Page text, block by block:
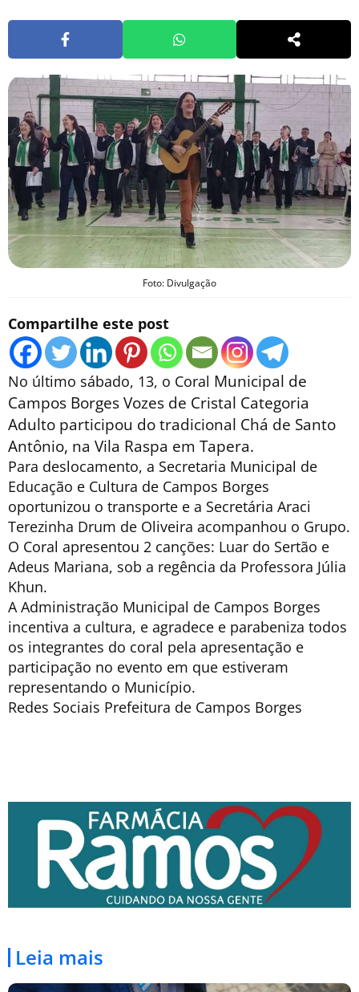
Foto: Divulgação
Compartilhe este post
No último sábado, 13, o Coral Municipal de
Campos Borges Vozes de Cristal Categoria
Adulto participou dotradicional Chá de Santo
Antônio, na Vila Raspa em Tapera.
Para deslocamento, a Secretaria Municipal de
Educação e Cultura de Campos Borges
oportunizou o transporte e a Secretária Araci
Terezinha Drum de Oliveira acompanhou o Grupo.
O Coral apresentou 2 canções: Luar do Sertão e
Adeus Mariana, sob a regência da Professora Júlia
Khun.
A Administração Municipal de Campos Borges
incentiva a cultura, e agradece e parabeniza todos
os integrantes do coral pela apresentação e
participação no evento em que estiveram
representando o Município.
Redes Sociais Prefeitura de Campos Borges
Leia mais